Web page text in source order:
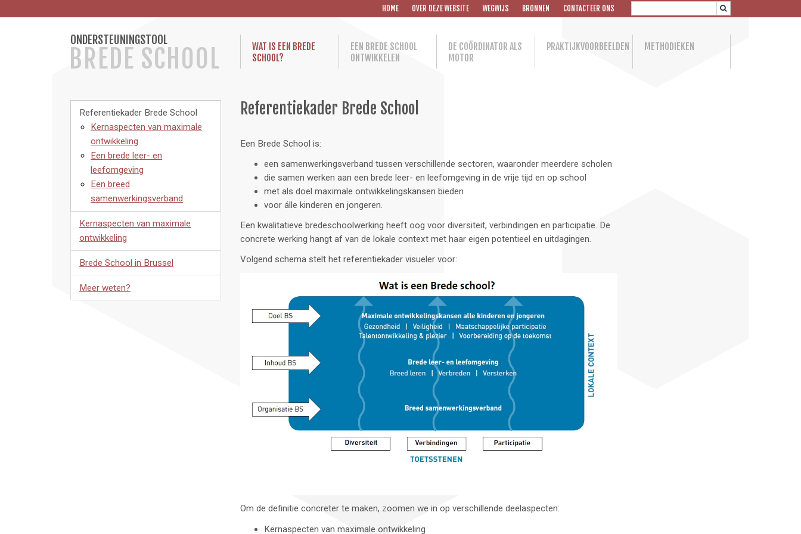
HOME OVER DEZE WEBSITE WEGWIJS BRONNEN CONTACTEER ONS
ONDERSTEUNINGSTOOL
BREDE SCHOOL
WAT IS EEN BREDE
SCHOOL?
EEN BREDE SCHOOL
ONTWIKKELEN
DE COÖRDINATOR ALS
MOTOR
PRAKTIJKVOORBEELDEN METHODIEKEN
Referentiekader Brede School
Kernaspecten van maximale
ontwikkeling
Een brede leer- en
leefomgeving
Een breed
samenwerkingsverband
Kernaspecten van maximale
ontwikkeling
Brede School in Brussel
Meer weten?
Referentiekader Brede School
Een Brede School is:
een samenwerkingsverband tussen verschillende sectoren, waaronder meerdere scholen
die samen werken aan een brede leer- en leefomgeving in de vrije tijd en op school
met als doel maximale ontwikkelingskansen bieden
voor álle kinderen en jongeren.
Een kwalitatieve bredeschoolwerking heeft oog voor diversiteit, verbindingen en participatie. De
concrete werking hangt af van de lokale context met haar eigen potentieel en uitdagingen.
Volgend schema stelt het referentiekader visueler voor:
Om de definitie concreter te maken, zoomen we in op verschillende deelaspecten:
Kernaspecten van maximale ontwikkeling